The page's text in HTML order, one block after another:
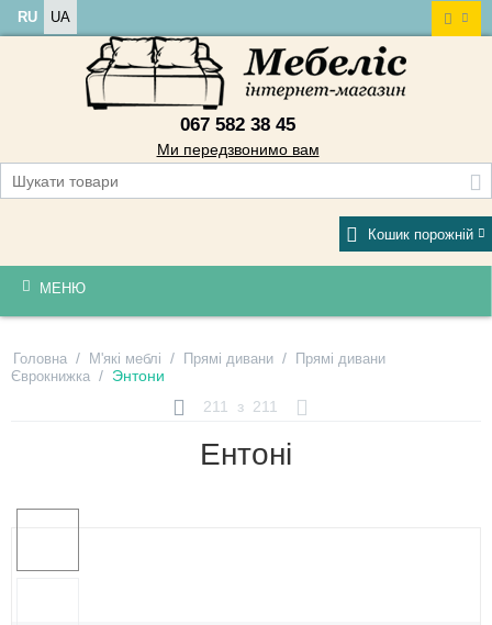
RU UA
067 582 38 45
Ми передзвонимо вам
Кошик порожній
МЕНЮ
Головна / М'які меблі / Прямі дивани /
Прямі дивани
Єврокнижка / Энтони
211
з 211
Ентоні